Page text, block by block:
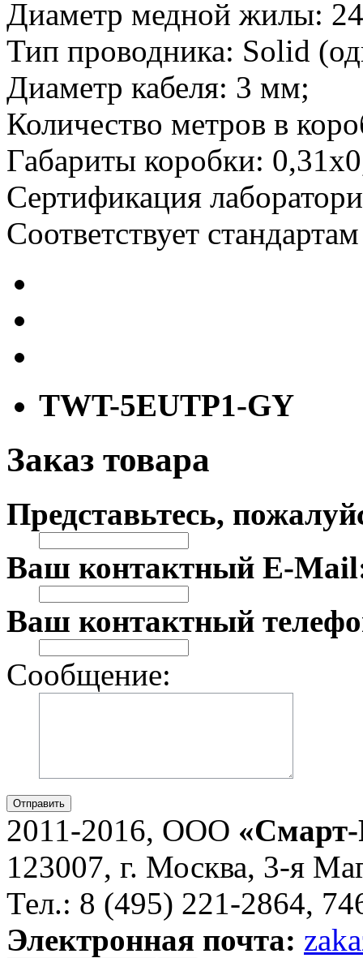
Диаметр медной жилы:
Тип проводника: Solid
Диаметр кабеля: 3 мм;
Количество метров в
Габариты коробки:
Сертификация
Соответствует
TWT-5EUTP1-GY
Заказ товара
Представьтесь,
Ваш контактный E-
Ваш контактный
Сообщение:
Отправить
2011-2016, ООО
123007, г. Москва, 3-я
Тел.: 8 (495) 221-2864,
Электронная почта: